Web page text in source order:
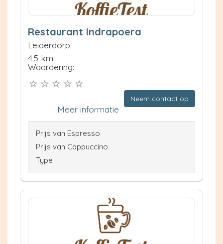
Restaurant Indrapoera
Leiderdorp
4.5 km
Waardering:
Neem contact op
Meer informatie
Prijs van Espresso
Prijs van Cappuccino
Type